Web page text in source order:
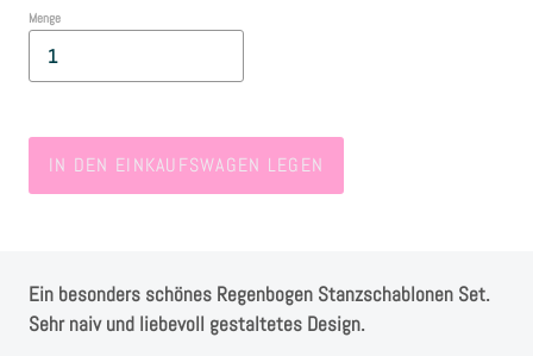
Herbst
SALE
Menge
IN DEN EINKAUFSWAGEN LEGEN
Ein besonders schönes Regenbogen Stanzschablonen Set.
Sehr naiv und liebevoll gestaltetes Design.